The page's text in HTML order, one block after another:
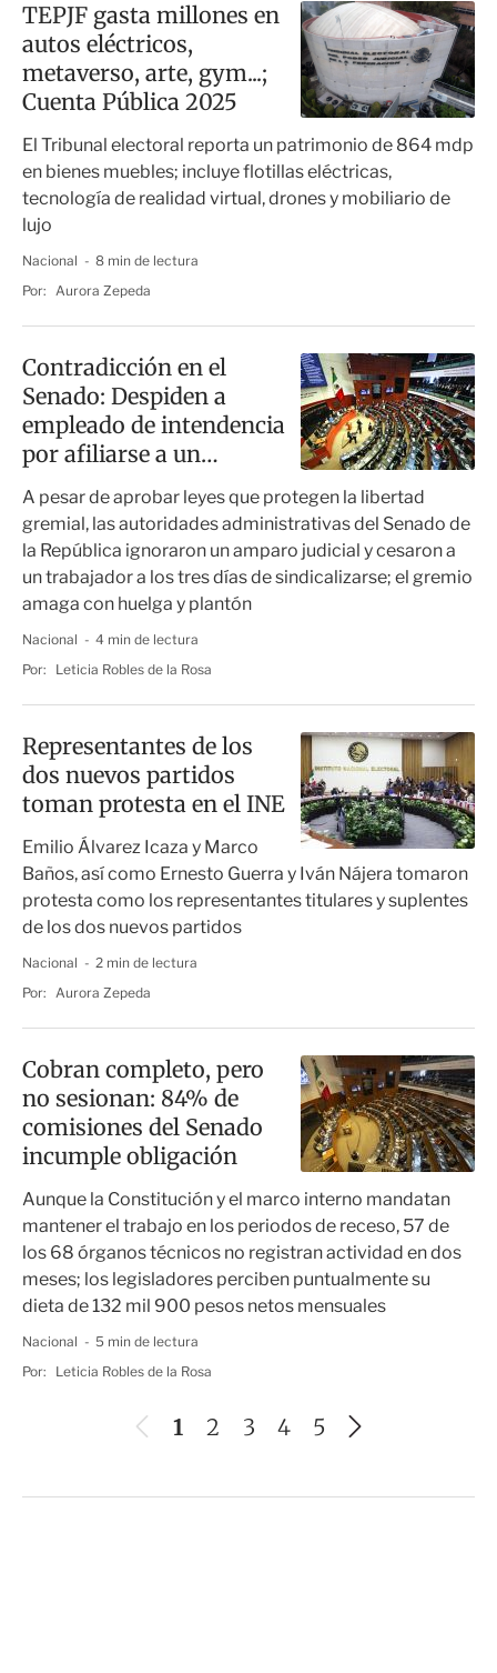
TEPJF gasta millones en
autos eléctricos,
metaverso, arte, gym...;
Cuenta Pública 2025
El Tribunal electoral reporta un patrimonio de 864 mdp
en bienes muebles; incluye flotillas eléctricas,
tecnología de realidad virtual, drones y mobiliario de
lujo
Nacional
8 min de lectura
Por: Aurora Zepeda
Contradicción en el
Senado: Despiden a
empleado de intendencia
por afiliarse a un
sindicato
A pesar de aprobar leyes que protegen la libertad
gremial, las autoridades administrativas del Senado de
la República ignoraron un amparo judicial y cesaron a
un trabajador a los tres días de sindicalizarse; el gremio
amaga con huelga y plantón
Nacional
4 min de lectura
Por:
Leticia Robles de la Rosa
Representantes de los
dos nuevos partidos
toman protesta en el INE
Emilio Álvarez Icaza y Marco
Baños, así como Ernesto Guerra y Iván Nájera tomaron
protesta como los representantes titulares y suplentes
de los dos nuevos partidos
Nacional
2 min de lectura
Por: Aurora Zepeda
Cobran completo, pero
no sesionan: 84% de
comisiones del Senado
incumple obligación
Aunque la Constitución y el marco interno mandatan
mantener el trabajo en los periodos de receso, 57 de
los 68 órganos técnicos no registran actividad en dos
meses; los legisladores perciben puntualmente su
dieta de 132 mil 900 pesos netos mensuales
Nacional
5 min de lectura
Por:
Leticia Robles de la Rosa
1 2 3 4 5